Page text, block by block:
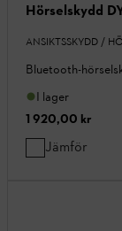
Hörselskydd
ANSIKTSSKYDD /
Bluetooth-
I lager
1 920,00 kr
Jämför